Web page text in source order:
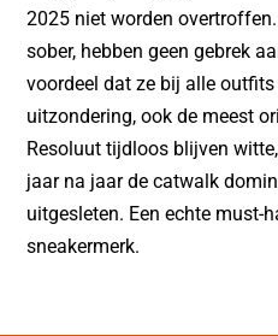
2025 niet worden
sober, hebben geen gebrek
voordeel dat ze bij alle
uitzondering, ook de meest
Resoluut tijdloos blijven
jaar na jaar de catwalk
uitgesleten. Een echte must-
sneakermerk.